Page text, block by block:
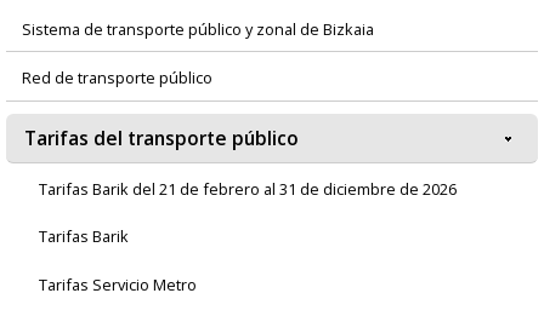
Menú
principal
Sistema de transporte público y zonal de Bizkaia
Red de transporte público
Tarifas del transporte público
Tarifas Barik del 21 de febrero al 31 de diciembre de 2026
Tarifas Barik
Tarifas Servicio Metro